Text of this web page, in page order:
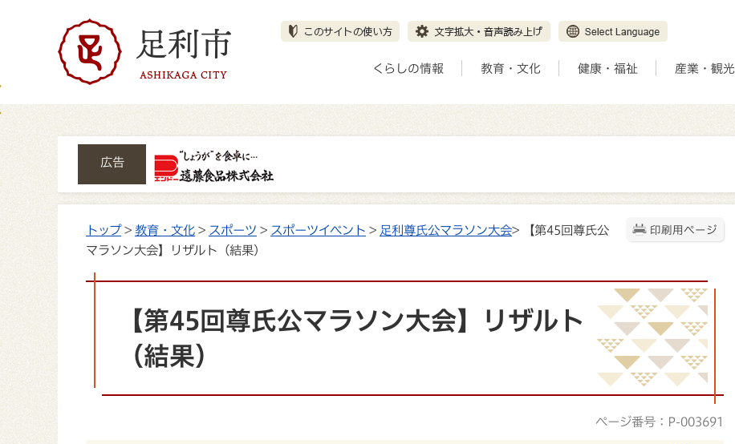
くらしの情報 教育・文化 健康・福祉 産業・観光
広告
印刷用ページ
トップ> 教育・文化 > スポーツ > スポーツイベント > 足利尊氏公マラソン大会> 【第45回尊氏公
マラソン大会】リザルト（結果）
【第45回尊氏公マラソン大会】リザルト
（結果）
ページ番号：P-003691